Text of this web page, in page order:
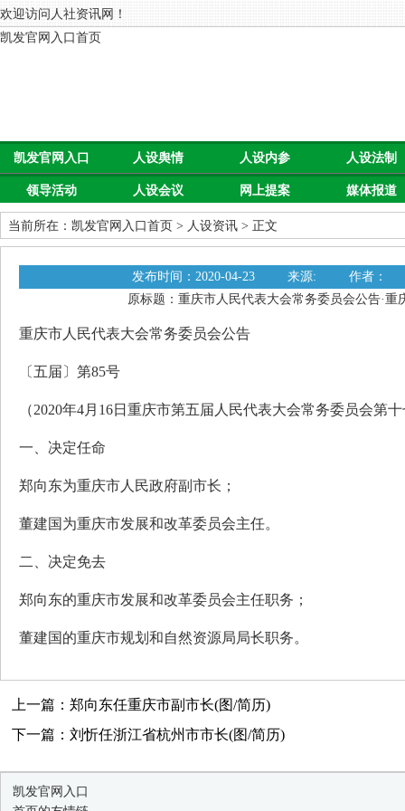
欢迎访问人社资讯网！
凯发官网入口首页
凯发官网入口
首页
人设舆情 人设内参 人设法制
领导活动 人设会议 网上提案 媒体报道
当前所在： 凯发官网入口首页 > 人设资讯 > 正文
发布时间：2020-04-23 来源:
作者：
原标题：重庆市人民代表大会常务委员会公告·重
重庆市人民代表大会常务委员会公告
〔五届〕第85号
（2020年4月16日重庆市第五届人民代表大会常务委员会第
一、决定任命
郑向东为重庆市人民政府副市长；
董建国为重庆市发展和改革委员会主任。
二、决定免去
郑向东的重庆市发展和改革委员会主任职务；
董建国的重庆市规划和自然资源局局长职务。
上一篇：郑向东任重庆市副市长(图/简历)
下一篇：刘忻任浙江省杭州市市长(图/简历)
凯发官网入口